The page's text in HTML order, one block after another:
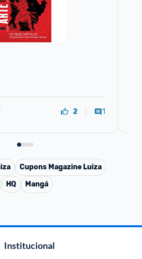
2 1
Cupons Magazine Luiza
HQ Mangá
Institucional